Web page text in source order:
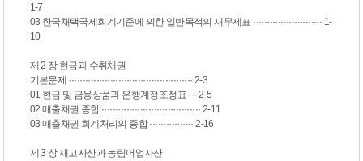
1-7
03 한국채택국제회계기준에 의한 일반목적의 재무제표 ························· 1-
10
제 2 장 현금과 수취채권
기본문제 ············································· 2-3
01 현금 및 금융상품과 은행계정조정표 ··· 2-5
02 매출채권 종합 ···································· 2-11
03 매출채권 회계처리의 종합 ················ 2-16
제 3 장 재고자산과 농림어업자산